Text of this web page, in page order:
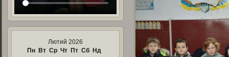
Лютий 2026
Пн Вт Ср Чт Пт Сб Нд